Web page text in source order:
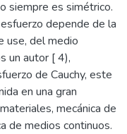
siempre es simétrico.
depende de la
use, del medio
un autor [ 4),
de Cauchy, este
en una gran
mecánica de
de medios continuos.